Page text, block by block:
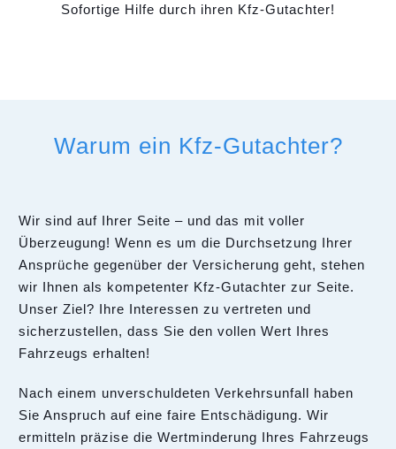
Sofortige Hilfe durch ihren Kfz-Gutachter!
Warum ein Kfz-Gutachter?
Wir sind auf Ihrer Seite – und das mit voller
Überzeugung! Wenn es um die Durchsetzung Ihrer
Ansprüche gegenüber der Versicherung geht, stehen
wir Ihnen als kompetenter Kfz-Gutachter zur Seite.
Unser Ziel? Ihre Interessen zu vertreten und
sicherzustellen, dass Sie den vollen Wert Ihres
Fahrzeugs erhalten!
Nach einem unverschuldeten Verkehrsunfall haben
Sie Anspruch auf eine faire Entschädigung. Wir
ermitteln präzise die Wertminderung Ihres Fahrzeugs